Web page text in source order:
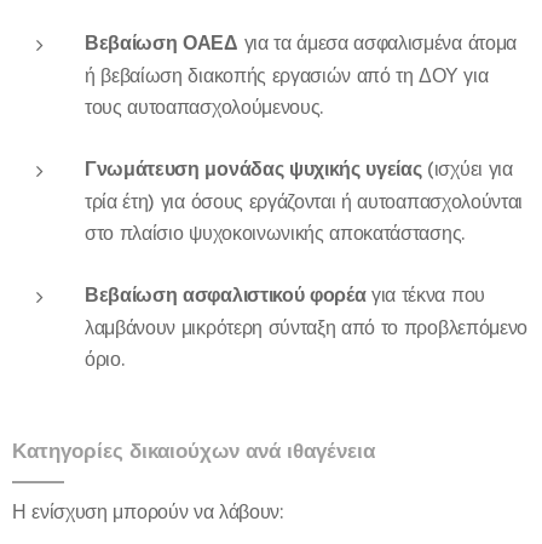
Βεβαίωση ΟΑΕΔ για τα άμεσα ασφαλισμένα άτομα
ή βεβαίωση διακοπής εργασιών από τη ΔΟΥ για
τους αυτοαπασχολούμενους.
Γνωμάτευση μονάδας ψυχικής υγείας(ισχύει για
τρία έτη) για όσους εργάζονται ή αυτοαπασχολούνται
στο πλαίσιο ψυχοκοινωνικής αποκατάστασης.
Βεβαίωση ασφαλιστικού φορέαγια τέκνα που
λαμβάνουν μικρότερη σύνταξη από το προβλεπόμενο
όριο.
Κατηγορίες δικαιούχων ανά ιθαγένεια
Η ενίσχυση μπορούν να λάβουν: